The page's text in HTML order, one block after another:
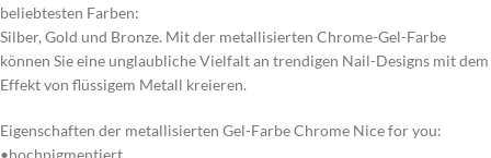
beliebtesten Farben:
Silber, Gold und Bronze. Mit der metallisierten Chrome-Gel-Farbe
können Sie eine unglaubliche Vielfalt an trendigen Nail-Designs mit dem
Effekt von flüssigem Metall kreieren.
Eigenschaften der metallisierten Gel-Farbe Chrome Nice for you: